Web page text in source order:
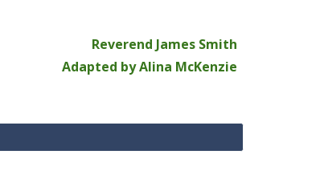
Reverend James Smith
Adapted by Alina McKenzie